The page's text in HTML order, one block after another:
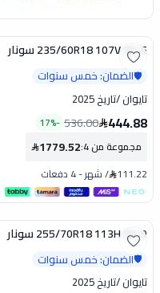
تخفيض 235/60R18 107V SX-5 سونار
🛡️الضمان: خمس سنوات
تايوان/تاريخ 2025
444.88
536.00
-
17%
مجموعة من 4 :
1779.52
111.22
/شهر-4 دفعات
تخفيض 255/70R18 113H SX-9 سونار
🛡️الضمان: خمس سنوات
تايوان/تاريخ 2025